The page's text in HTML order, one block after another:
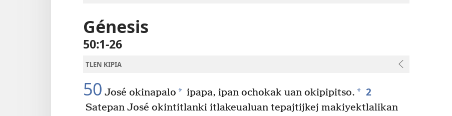
Génesis
50:1-26
TLEN KIPIA
50 José okinapalo * ipapa, ipan ochokak uan okipipitso. * 2
Satepan José okintitlanki itlakeualuan tepajtijkej makiyektlalikan